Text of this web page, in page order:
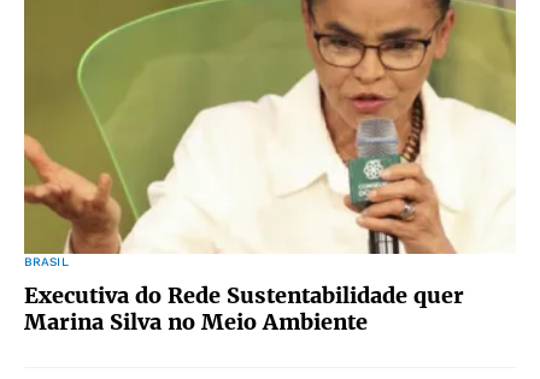
BRASIL
Executiva do Rede Sustentabilidade quer
Marina Silva no Meio Ambiente